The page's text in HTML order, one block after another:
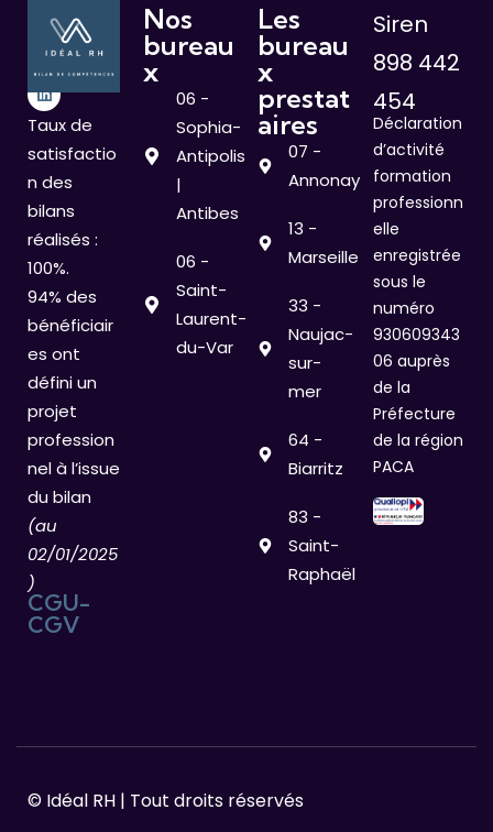
Taux de
satisfactio
n des
bilans
réalisés :
100%.
94% des
bénéficiair
es ont
défini un
projet
profession
nel à l’issue
du bilan
(au
02/01/2025
)
CGU-
CGV
Nos
bureau
x
06 -
Sophia-
Antipolis
|
Antibes
06 -
Saint-
Laurent-
du-Var
Les
bureau
x
prestat
aires
07 -
Annonay
13 -
Marseille
33 -
Naujac-
sur-
mer
64 -
Biarritz
83 -
Saint-
Raphaël
Siren
898 442
454
Déclaration
d’activité
formation
professionn
elle
enregistrée
sous le
numéro
930609343
06 auprès
de la
Préfecture
de la région
PACA
© Idéal RH | Tout droits réservés